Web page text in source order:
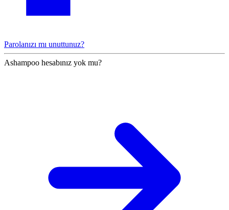
Parolanızı mı unuttunuz?
Ashampoo hesabınız yok mu?